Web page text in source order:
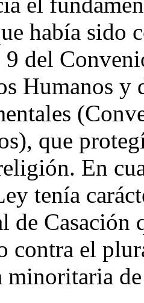
había sido
del
Humanos y
que
En
tenía
de Casación
contra el
minoritaria